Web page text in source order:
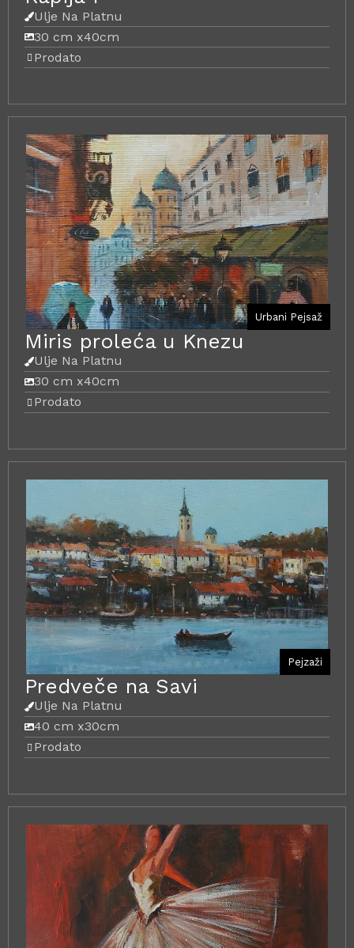
Ulje Na Platnu
30 cm x40cm
Prodato
Urbani Pejsaž
Miris proleća u Knezu
Ulje Na Platnu
30 cm x40cm
Prodato
Pejzaži
Predveče na Savi
Ulje Na Platnu
40 cm x30cm
Prodato